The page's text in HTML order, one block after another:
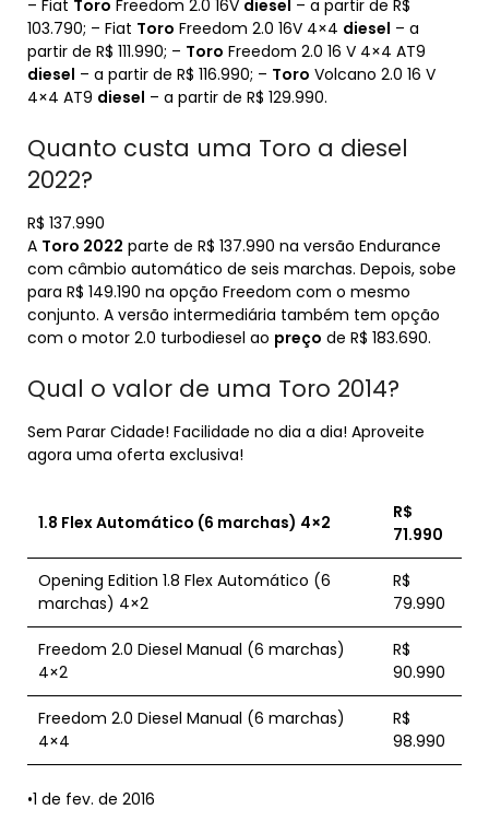
– Fiat Toro Freedom 2.0 16V diesel – a partir de R$
103.790; – Fiat Toro Freedom 2.0 16V 4×4 diesel – a
partir de R$ 111.990; – Toro Freedom 2.0 16 V 4×4 AT9
diesel – a partir de R$ 116.990; – Toro Volcano 2.0 16 V
4×4 AT9 diesel – a partir de R$ 129.990.
Quanto custa uma Toro a diesel
2022?
R$ 137.990
A Toro 2022 parte de R$ 137.990 na versão Endurance
com câmbio automático de seis marchas. Depois, sobe
para R$ 149.190 na opção Freedom com o mesmo
conjunto. A versão intermediária também tem opção
com o motor 2.0 turbodiesel ao preço de R$ 183.690.
Qual o valor de uma Toro 2014?
Sem Parar Cidade! Facilidade no dia a dia! Aproveite
agora uma oferta exclusiva!
1.8 Flex Automático (6 marchas) 4×2
R$
71.990
Opening Edition 1.8 Flex Automático (6
marchas) 4×2
R$
79.990
Freedom 2.0 Diesel Manual (6 marchas)
4×2
R$
90.990
Freedom 2.0 Diesel Manual (6 marchas)
4×4
R$
98.990
•1 de fev. de 2016